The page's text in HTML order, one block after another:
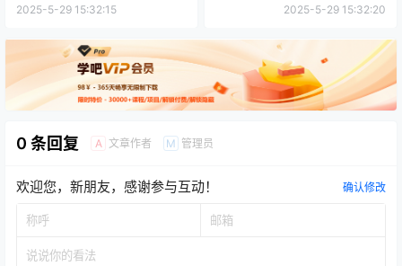
2025-5-29 15:32:15 方案设计
2025-5-29 15:32:20
0 条回复 A 文章作者 M 管理员
欢迎您，新朋友，感谢参与互动！ 确认修改